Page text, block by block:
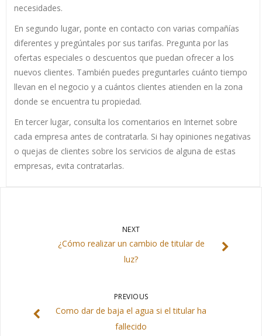
necesidades.
En segundo lugar, ponte en contacto con varias compañías
diferentes y pregúntales por sus tarifas. Pregunta por las
ofertas especiales o descuentos que puedan ofrecer a los
nuevos clientes. También puedes preguntarles cuánto tiempo
llevan en el negocio y a cuántos clientes atienden en la zona
donde se encuentra tu propiedad.
En tercer lugar, consulta los comentarios en Internet sobre
cada empresa antes de contratarla. Si hay opiniones negativas
o quejas de clientes sobre los servicios de alguna de estas
empresas, evita contratarlas.
NEXT
¿Cómo realizar un cambio de titular de
luz?
PREVIOUS
Como dar de baja el agua si el titular ha
fallecido